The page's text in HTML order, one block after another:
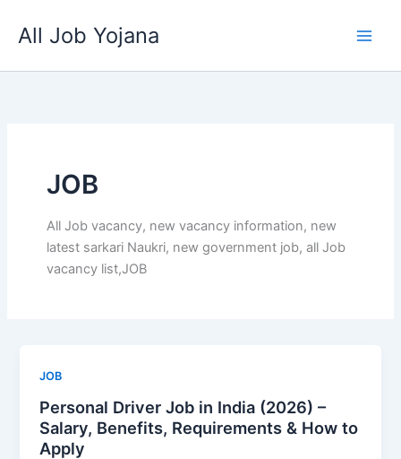
All Job Yojana
JOB
All Job vacancy, new vacancy information, new
latest sarkari Naukri, new government job, all Job
vacancy list,JOB
JOB
Personal Driver Job in India (2026) –
Salary, Benefits, Requirements & How to
Apply